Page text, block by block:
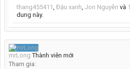
thang455411, Đậu xanh, Jon Nguyễn và
dung này.
mrLong Thành viên mới
Tham gia: